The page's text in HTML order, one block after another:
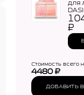
для
₽
Стоимость всего
4480₽
ДОБАВИТЬ